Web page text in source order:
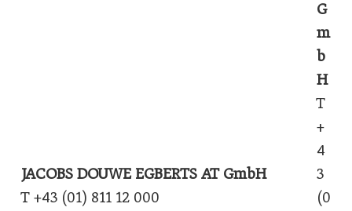
JACOBS DOUWE EGBERTS AT GmbH
T +43 (01) 811 12 000
G
m
b
H
T
+
4
3
(0